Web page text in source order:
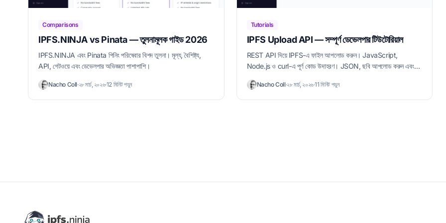
Comparisons
IPFS.NINJA vs Pinata — তুলনামূলক গাইড 2026
IPFS.NINJA এবং Pinata পিনিং পরিষেবার বিশদ তুলনা। মূল্য, বৈশিষ্ট্য,
API, গেটওয়ে এবং ডেভেলপার অভিজ্ঞতা পাশাপাশি।
Nacho Coll·২৮ মার্চ, ২০২৬·12 মিনিট পড়ুন
Tutorials
IPFS Upload API — সম্পূর্ণ ডেভেলপার টিউটোরিয়াল
REST API দিয়ে IPFS-এ ফাইল আপলোড করুন। JavaScript,
Node.js ও curl-এ পূর্ণ কোড উদাহরণ। JSON, ছবি আপলোড করুন এবং
Nacho Coll·২৮ মার্চ, ২০২৬·11 মিনিট পড়ুন